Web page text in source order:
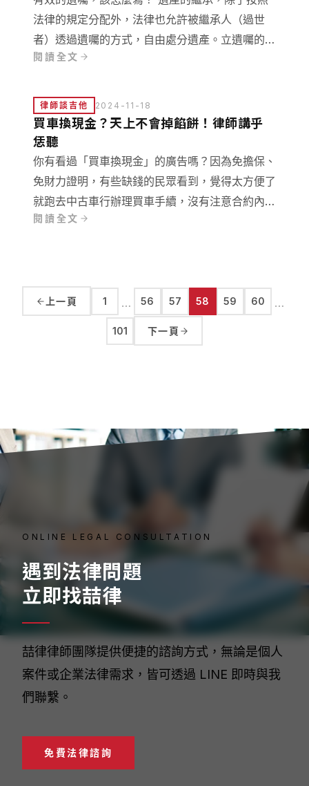
法律的規定分配外，法律也允許被繼承人（過世
者）透過遺囑的方式，自由處分遺產。立遺囑的條
件是：年滿16歲，且方式必須是下面的五種方式
閱讀全文
律師談吉他 2024-11-18
買車換現金？天上不會掉餡餅！律師講乎
恁聽
你有看過「買車換現金」的廣告嗎？因為免擔保、
免財力證明，有些缺錢的民眾看到，覺得太方便了
就跑去中古車行辦理買車手續，沒有注意合約內容
就簽名，最後不但沒拿到錢，甚至背上巨額債務和
閱讀全文
上一頁 1 … 56 57 58 59 60 …
101 下一頁
ONLINE LEGAL CONSULTATION
遇到法律問題
立即找喆律
喆律律師團隊提供便捷的諮詢方式，無論是個人
案件或企業法律需求，皆可透過 LINE 即時與我
們聯繫。
免費法律諮詢